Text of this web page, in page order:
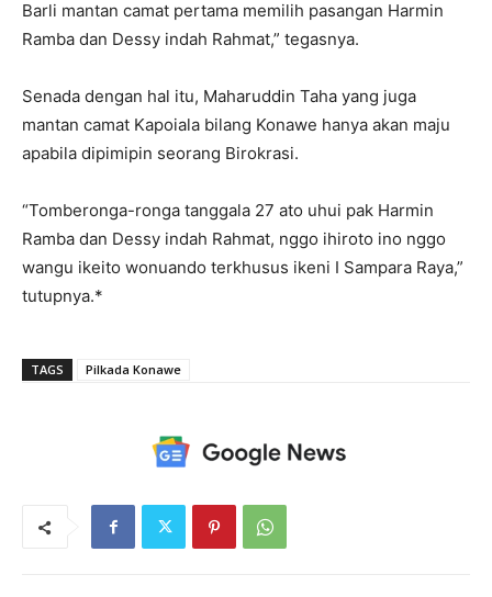
Barli mantan camat pertama memilih pasangan Harmin
Ramba dan Dessy indah Rahmat,” tegasnya.
Senada dengan hal itu, Maharuddin Taha yang juga
mantan camat Kapoiala bilang Konawe hanya akan maju
apabila dipimipin seorang Birokrasi.
“Tomberonga-ronga tanggala 27 ato uhui pak Harmin
Ramba dan Dessy indah Rahmat, nggo ihiroto ino nggo
wangu ikeito wonuando terkhusus ikeni I Sampara Raya,”
tutupnya.*
TAGS Pilkada Konawe